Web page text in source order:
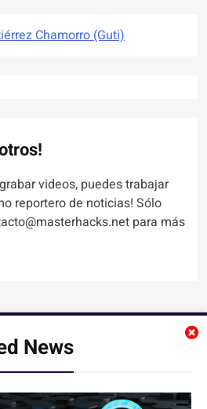
News
Chamorro (Guti)
videos, puedes trabajar
reportero de noticias! Sólo
para más
con leer artículos, noticias
de ciencia,
, seguridad